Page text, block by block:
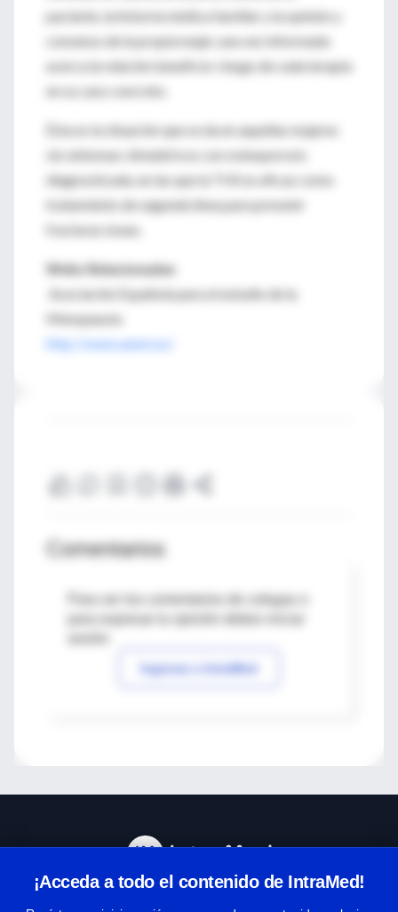
paciente, la historia médica familiar y la opinión y
consenso de la propia mujer, una vez informada
acerca la relación beneficio-riesgo de cada terapia
en su caso concreto.
Ésta es la situación que se da en aquellas mujeres
sin síntomas climatéricos con osteoporosis
diagnosticada, en las que la THS es eficaz como
tratamiento de segunda línea para prevenir
fracturas óseas.
Webs Relacionadas
Asociación Española para el estudio de la
Menopausia
http://www.aeem.es/
Comentarios
Para ver los comentarios de colegas o
Ingresar a IntraMed
¡Acceda a todo el contenido de IntraMed!